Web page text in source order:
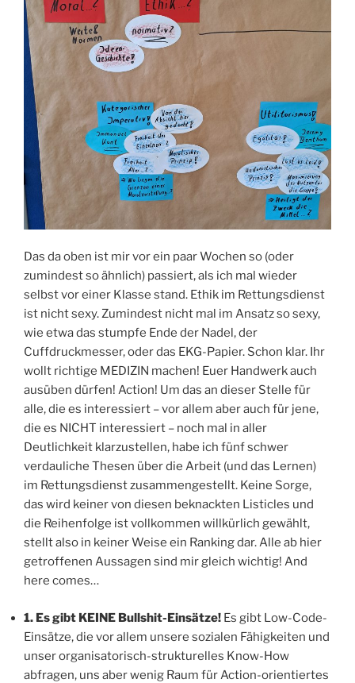
Das da oben ist mir vor ein paar Wochen so (oder
zumindest so ähnlich) passiert, als ich mal wieder
selbst vor einer Klasse stand. Ethik im Rettungsdienst
ist nicht sexy. Zumindest nicht mal im Ansatz so sexy,
wie etwa das stumpfe Ende der Nadel, der
Cuffdruckmesser, oder das EKG-Papier. Schon klar. Ihr
wollt richtige MEDIZIN machen! Euer Handwerk auch
ausüben dürfen! Action! Um das an dieser Stelle für
alle, die es interessiert – vor allem aber auch für jene,
die es NICHT interessiert – noch mal in aller
Deutlichkeit klarzustellen, habe ich fünf schwer
verdauliche Thesen über die Arbeit (und das Lernen)
im Rettungsdienst zusammengestellt. Keine Sorge,
das wird keiner von diesen beknackten Listicles und
die Reihenfolge ist vollkommen willkürlich gewählt,
stellt also in keiner Weise ein Ranking dar. Alle ab hier
getroffenen Aussagen sind mir gleich wichtig! And
here comes…
1. Es gibt KEINE Bullshit-Einsätze! Es gibt Low-Code-
Einsätze, die vor allem unsere sozialen Fähigkeiten und
unser organisatorisch-strukturelles Know-How
abfragen, uns aber wenig Raum für Action-orientiertes